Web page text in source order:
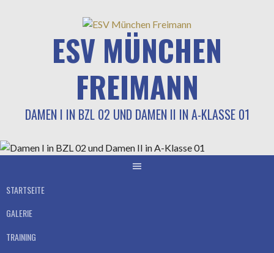
ESV MÜNCHEN
FREIMANN
DAMEN I IN BZL 02 UND DAMEN II IN A-KLASSE 01
STARTSEITE
GALERIE
TRAINING